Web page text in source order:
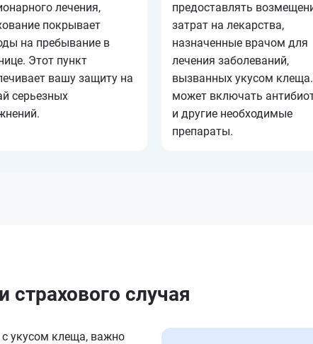
лечения,
покрывает
на пребывание в
Этот пункт
вашу защиту на
серьезных
предоставлять
затрат на лекарства,
назначенные врачом для
лечения заболеваний,
вызванных укусом
может включать
и другие необходимые
препараты.
страхового случая
с укусом клеща, важно